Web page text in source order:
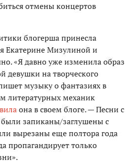
отмены концертов
блогерша принесла
Екатерине Мизулиной и
«Я давно уже изменила образ
девушки на творческого
музыку о фантазиях в
литературных механик
она в своем блоге. — Песни с
запиканы/заглушены с
вырезаны еще полтора года
пропагандирует только